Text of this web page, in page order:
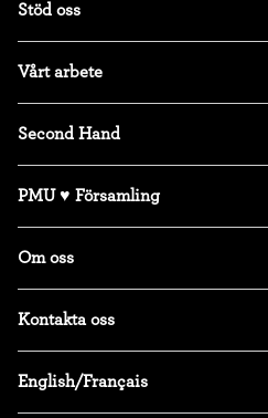
Stöd oss
Vårt arbete
Second Hand
PMU ♥ Församling
Om oss
Kontakta oss
English/Français